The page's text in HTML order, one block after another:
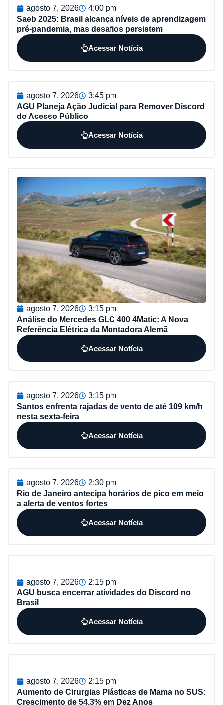
agosto 7, 2026
4:00 pm
Saeb 2025: Brasil alcança níveis de aprendizagem
pré-pandemia, mas desafios persistem
Acessar Notícia
agosto 7, 2026
3:45 pm
AGU Planeja Ação Judicial para Remover Discord
do Acesso Público
Acessar Notícia
agosto 7, 2026
3:15 pm
Análise do Mercedes GLC 400 4Matic: A Nova
Referência Elétrica da Montadora Alemã
Acessar Notícia
agosto 7, 2026
3:15 pm
Santos enfrenta rajadas de vento de até 109 km/h
nesta sexta-feira
Acessar Notícia
agosto 7, 2026
2:30 pm
Rio de Janeiro antecipa horários de pico em meio
a alerta de ventos fortes
Acessar Notícia
agosto 7, 2026
2:15 pm
AGU busca encerrar atividades do Discord no
Brasil
Acessar Notícia
agosto 7, 2026
2:15 pm
Aumento de Cirurgias Plásticas de Mama no SUS:
Crescimento de 54,3% em Dez Anos